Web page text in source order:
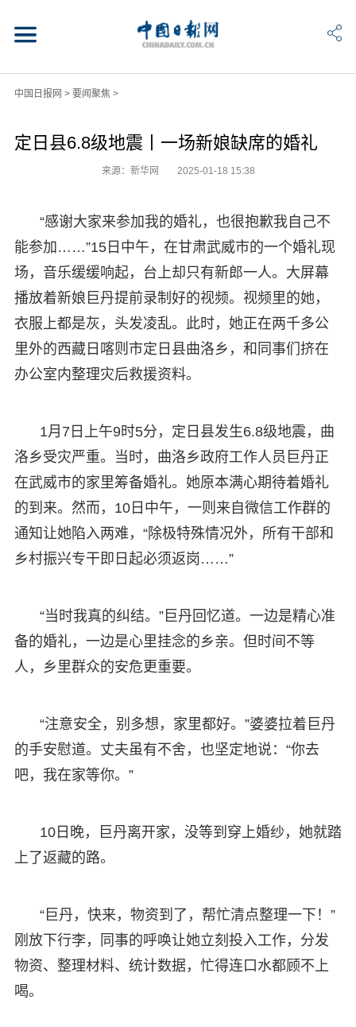
中国日报网 > 要闻聚焦 >
定日县6.8级地震丨一场新娘缺席的婚礼
来源：新华网 2025-01-18 15:38
“感谢大家来参加我的婚礼，也很抱歉我自己不
能参加……”15日中午，在甘肃武威市的一个婚礼现
场，音乐缓缓响起，台上却只有新郎一人。大屏幕
播放着新娘巨丹提前录制好的视频。视频里的她，
衣服上都是灰，头发凌乱。此时，她正在两千多公
里外的西藏日喀则市定日县曲洛乡，和同事们挤在
办公室内整理灾后救援资料。
1月7日上午9时5分，定日县发生6.8级地震，曲
洛乡受灾严重。当时，曲洛乡政府工作人员巨丹正
在武威市的家里筹备婚礼。她原本满心期待着婚礼
的到来。然而，10日中午，一则来自微信工作群的
通知让她陷入两难，“除极特殊情况外，所有干部和
乡村振兴专干即日起必须返岗……”
“当时我真的纠结。”巨丹回忆道。一边是精心准
备的婚礼，一边是心里挂念的乡亲。但时间不等
人，乡里群众的安危更重要。
“注意安全，别多想，家里都好。”婆婆拉着巨丹
的手安慰道。丈夫虽有不舍，也坚定地说：“你去
吧，我在家等你。”
10日晚，巨丹离开家，没等到穿上婚纱，她就踏
上了返藏的路。
“巨丹，快来，物资到了，帮忙清点整理一下！”
刚放下行李，同事的呼唤让她立刻投入工作，分发
物资、整理材料、统计数据，忙得连口水都顾不上
喝。